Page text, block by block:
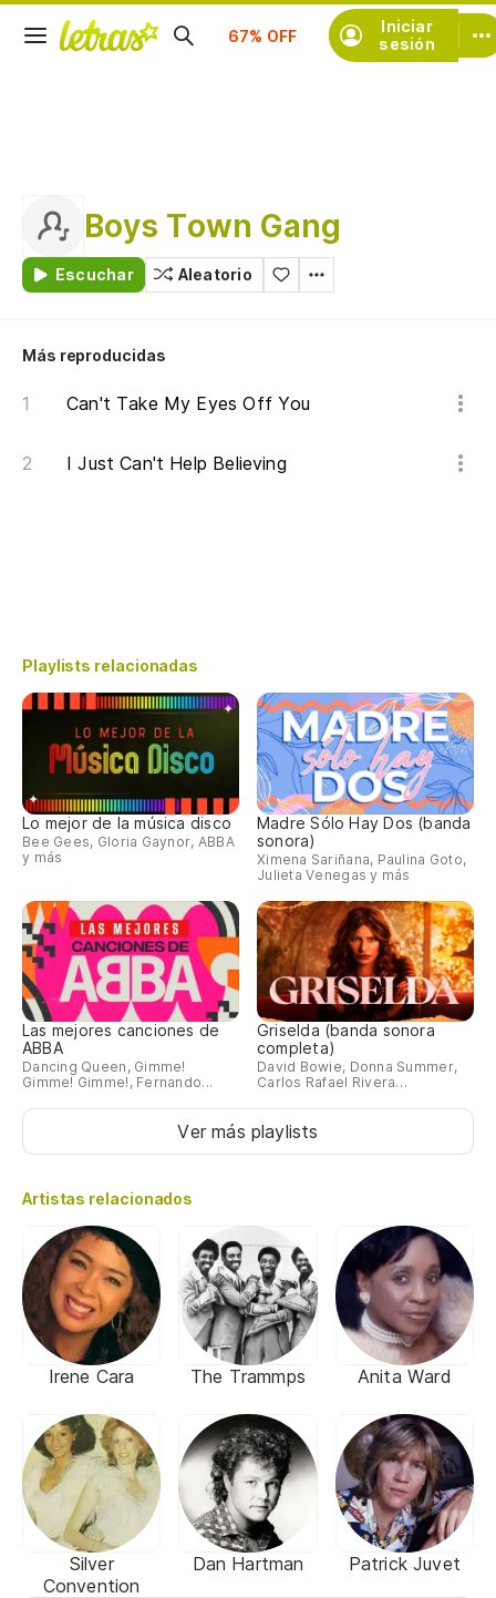
Iniciar
sesión
Suscríbete
Boys Town Gang
Escuchar Aleatorio
Más reproducidas
Can't Take My Eyes Off You
I Just Can't Help Believing
Playlists relacionadas
Lo mejor de la música disco
Bee Gees, Gloria Gaynor, ABBA
y más
Madre Sólo Hay Dos (banda
sonora)
Ximena Sariñana, Paulina Goto,
Julieta Venegas y más
Las mejores canciones de
ABBA
Dancing Queen, Gimme!
Gimme! Gimme!, Fernando...
Griselda (banda sonora
completa)
David Bowie, Donna Summer,
Carlos Rafael Rivera…
Ver más playlists
Artistas relacionados
Irene Cara The Trammps Anita Ward
Silver
Convention
Dan Hartman Patrick Juvet